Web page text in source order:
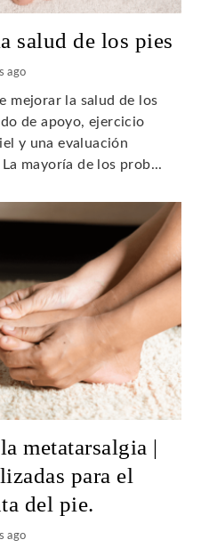
salud de los pies
ago
mejorar la salud de los
de apoyo, ejercicio
y una evaluación
mayoría de los prob...
metatarsalgia |
para el
del pie.
ago